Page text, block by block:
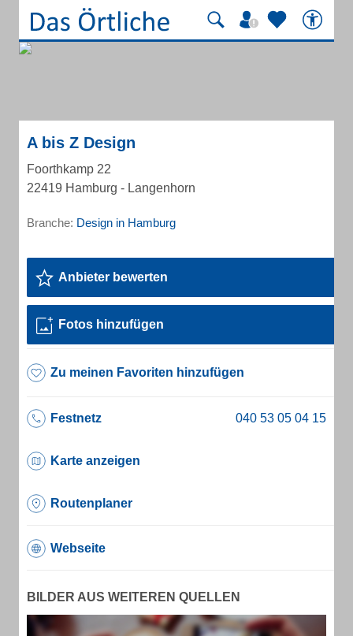
A bis Z Design
Foorthkamp 22
22419 Hamburg - Langenhorn
Branche: Design in Hamburg
Anbieter bewerten
Fotos hinzufügen
Zu meinen Favoriten hinzufügen
Festnetz
Karte anzeigen
Routenplaner
Webseite
BILDER AUS WEITEREN QUELLEN